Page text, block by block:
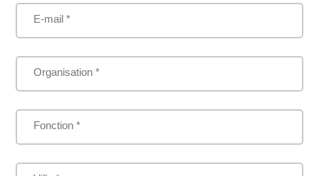
E-mail *
Organisation *
Fonction *